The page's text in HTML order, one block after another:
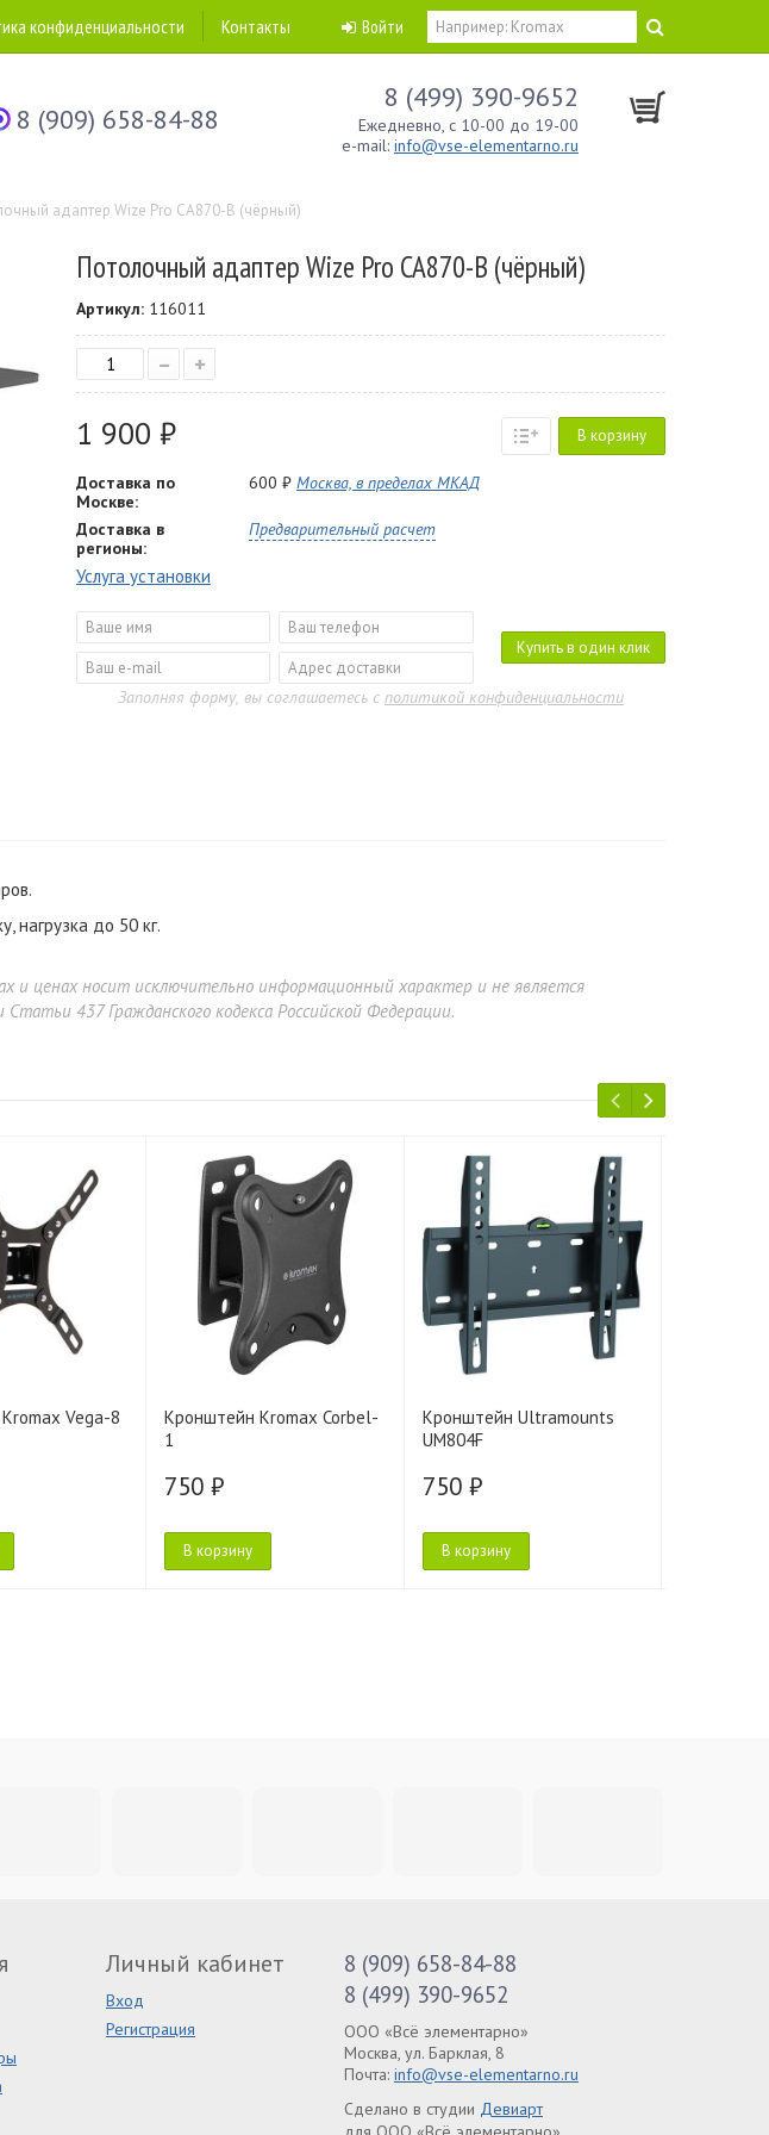
конфиденциальности Контакты Войти
8 (909) 658-84-88
8 (499) 390-9652
Ежедневно, с 10-00 до 19-00
e-mail: info@vse-elementarno.ru
адаптер Wize Pro CA870-B (чёрный)
Потолочный адаптер Wize Pro CA870-B (чёрный)
Артикул: 116011
– +
1 900 ₽ В корзину
Доставка по
Москве:
600 ₽ Москва, в пределах МКАД
Доставка в
регионы:
Предварительный расчет
Услуга установки
Купить в один клик
Заполняя форму, вы соглашаетесь с политикой конфиденциальности
.
нагрузка до 50 кг.
и ценах носит исключительно информационный характер и не является
437 Гражданского кодекса Российской Федерации.
Vega-8
Кронштейн Kromax Corbel-
1
750 ₽
В корзину
Кронштейн Ultramounts
UM804F
750 ₽
В корзину
Личный кабинет
Вход
Регистрация
8 (909) 658-84-88
8 (499) 390-9652
ООО «Всё элементарно»
Москва, ул. Барклая, 8
Почта: info@vse-elementarno.ru
Сделано в студии Девиарт